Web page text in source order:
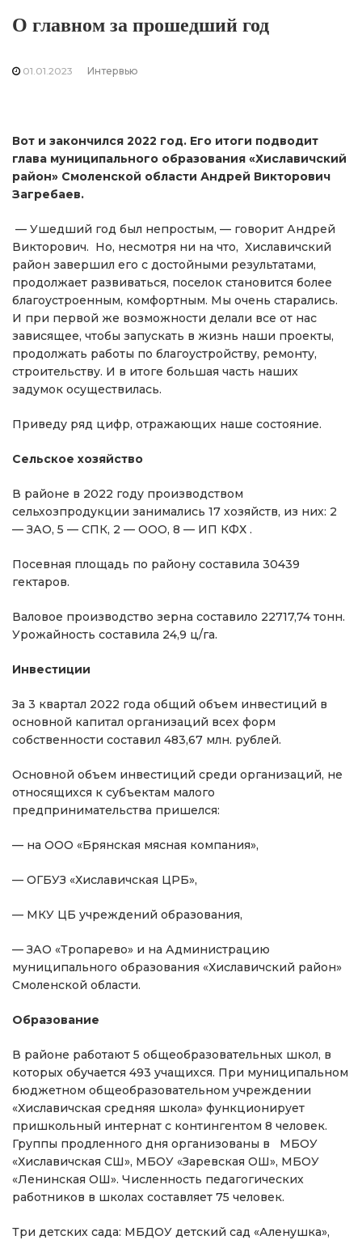
О главном за прошедший год
01.01.2023 Интервью
Вот и закончился 2022 год. Его итоги подводит
глава муниципального образования «Хиславичский
район» Смоленской области Андрей Викторович
Загребаев.
— Ушедший год был непростым, — говорит Андрей
Викторович. Но, несмотря ни на что, Хиславичский
район завершил его с достойными результатами,
продолжает развиваться, поселок становится более
благоустроенным, комфортным. Мы очень старались.
И при первой же возможности делали все от нас
зависящее, чтобы запускать в жизнь наши проекты,
продолжать работы по благоустройству, ремонту,
строительству. И в итоге большая часть наших
задумок осуществилась.
Приведу ряд цифр, отражающих наше состояние.
Сельское хозяйство
В районе в 2022 году производством
сельхозпродукции занимались 17 хозяйств, из них: 2
— ЗАО, 5 — СПК, 2 — ООО, 8 — ИП КФХ .
Посевная площадь по району составила 30439
гектаров.
Валовое производство зерна составило 22717,74 тонн.
Урожайность составила 24,9 ц/га.
Инвестиции
За 3 квартал 2022 года общий объем инвестиций в
основной капитал организаций всех форм
собственности составил 483,67 млн. рублей.
Основной объем инвестиций среди организаций, не
относящихся к субъектам малого
предпринимательства пришелся:
— на ООО «Брянская мясная компания»,
— ОГБУЗ «Хиславичская ЦРБ»,
— МКУ ЦБ учреждений образования,
— ЗАО «Тропарево» и на Администрацию
муниципального образования «Хиславичский район»
Смоленской области.
Образование
В районе работают 5 общеобразовательных школ, в
которых обучается 493 учащихся. При муниципальном
бюджетном общеобразовательном учреждении
«Хиславичская средняя школа» функционирует
пришкольный интернат с контингентом 8 человек.
Группы продленного дня организованы в МБОУ
«Хиславичская СШ», МБОУ «Заревская ОШ», МБОУ
«Ленинская ОШ». Численность педагогических
работников в школах составляет 75 человек.
Три детских сада: МБДОУ детский сад «Аленушка»,